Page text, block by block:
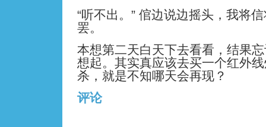
“听不出。” 倌边说边摇头，我将
罢。
本想第二天白天下去看看，结果
想起。其实真应该去买一个红外
杀，就是不知哪天会再现？
评论